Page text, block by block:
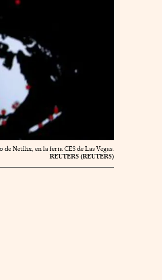
Netflix, en la feria CES de Las Vegas.
REUTERS (REUTERS)